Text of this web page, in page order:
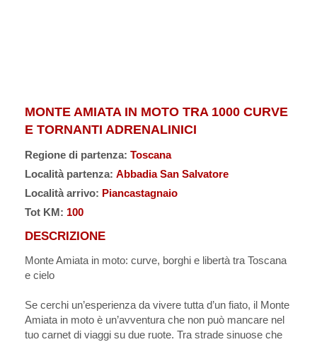
MONTE AMIATA IN MOTO TRA 1000 CURVE
E TORNANTI ADRENALINICI
Regione di partenza: Toscana
Località partenza: Abbadia San Salvatore
Località arrivo: Piancastagnaio
Tot KM: 100
DESCRIZIONE
Monte Amiata in moto: curve, borghi e libertà tra Toscana
e cielo
Se cerchi un’esperienza da vivere tutta d’un fiato, il Monte
Amiata in moto è un’avventura che non può mancare nel
tuo carnet di viaggi su due ruote. Tra strade sinuose che